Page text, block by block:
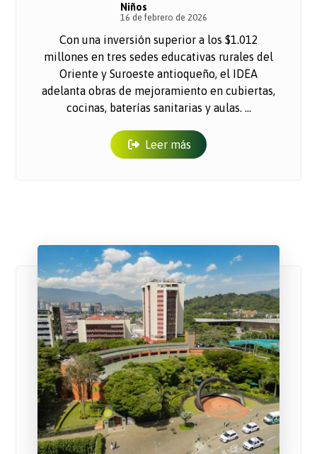
Niños
16 de febrero de 2026
Con una inversión superior a los $1.012
millones en tres sedes educativas rurales del
Oriente y Suroeste antioqueño, el IDEA
adelanta obras de mejoramiento en cubiertas,
cocinas, baterías sanitarias y aulas. ...
Leer más